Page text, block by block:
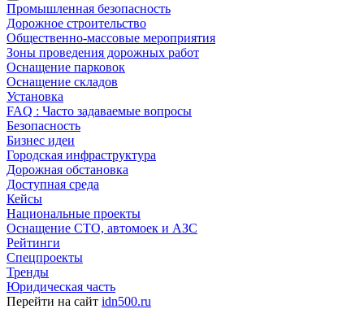
Промышленная безопасность
Дорожное строительство
Общественно‑массовые мероприятия
Зоны проведения дорожных работ
Оснащение парковок
Оснащение складов
Установка
FAQ : Часто задаваемые вопросы
Безопасность
Бизнес идеи
Городская инфраструктура
Дорожная обстановка
Доступная среда
Кейсы
Национальные проекты
Оснащение СТО, автомоек и АЗС
Рейтинги
Спецпроекты
Тренды
Юридическая часть
Перейти на сайт idn500.ru